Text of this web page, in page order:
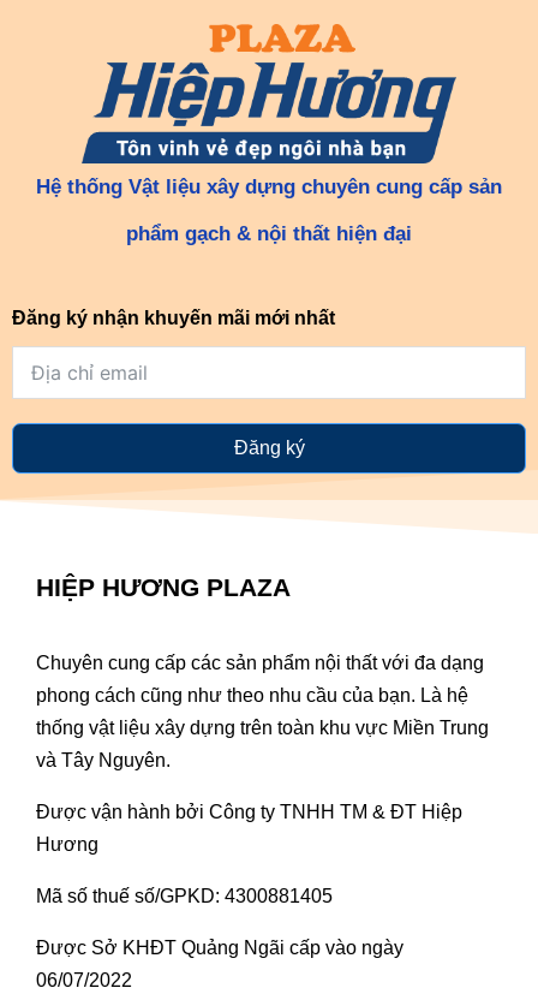
Hệ thống Vật liệu xây dựng chuyên cung cấp sản
phẩm gạch & nội thất hiện đại
Đăng ký nhận khuyến mãi mới nhất
Đăng ký
HIỆP HƯƠNG PLAZA
Chuyên cung cấp các sản phẩm nội thất với đa dạng
phong cách cũng như theo nhu cầu của bạn. Là hệ
thống vật liệu xây dựng trên toàn khu vực Miền Trung
và Tây Nguyên.
Được vận hành bởi Công ty TNHH TM & ĐT Hiệp
Hương
Mã số thuế số/GPKD: 4300881405
Được Sở KHĐT Quảng Ngãi cấp vào ngày
06/07/2022